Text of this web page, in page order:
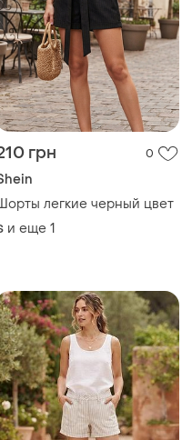
грн 0
Шорты легкие черный цвет
и еще 1